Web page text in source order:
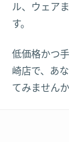
ル、ウェア
す。
低価格かつ
崎店で、あ
てみません